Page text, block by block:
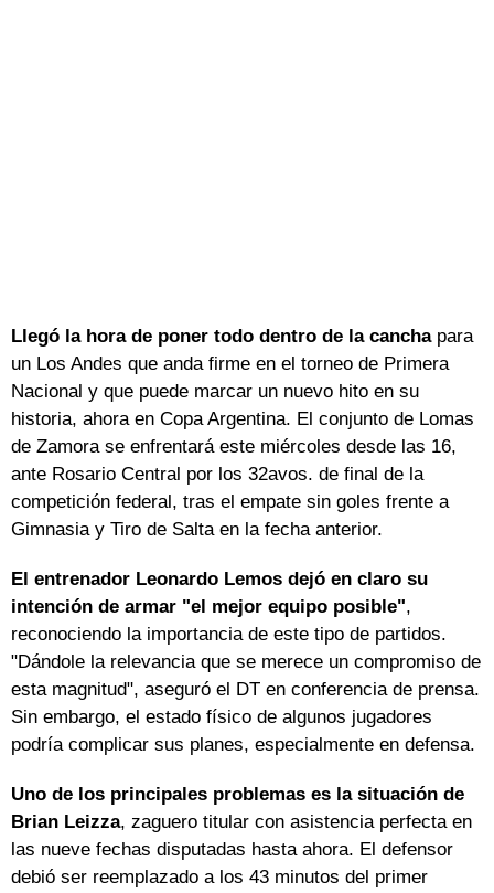
Llegó la hora de poner todo dentro de la canchapara
un Los Andes que anda firme en el torneo de Primera
Nacional y que puede marcar un nuevo hito en su
historia, ahora en Copa Argentina. El conjunto de Lomas
de Zamora se enfrentará este miércoles desde las 16,
ante Rosario Central por los 32avos. de final de la
competición federal, tras el empate sin goles frente a
Gimnasia y Tiro de Salta en la fecha anterior.
El entrenador Leonardo Lemos dejó en claro su
intención de armar "el mejor equipo posible",
reconociendo la importancia de este tipo de partidos.
"Dándole la relevancia que se merece un compromiso de
esta magnitud", aseguró el DT en conferencia de prensa.
Sin embargo, el estado físico de algunos jugadores
podría complicar sus planes, especialmente en defensa.
Uno de los principales problemas es la situación de
Brian Leizza, zaguero titular con asistencia perfecta en
las nueve fechas disputadas hasta ahora. El defensor
debió ser reemplazado a los 43 minutos del primer